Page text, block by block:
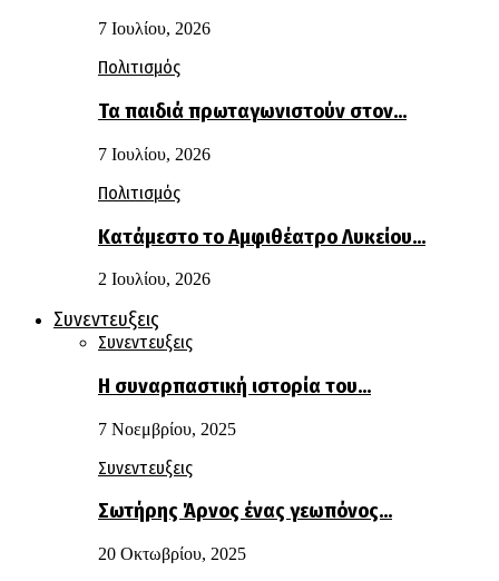
7 Ιουλίου, 2026
Πολιτισμός
Τα παιδιά πρωταγωνιστούν στον…
7 Ιουλίου, 2026
Πολιτισμός
Κατάμεστο το Αμφιθέατρο Λυκείου…
2 Ιουλίου, 2026
Συνεντευξεις
Συνεντευξεις
Η συναρπαστική ιστορία του…
7 Νοεμβρίου, 2025
Συνεντευξεις
Σωτήρης Άρνος ένας γεωπόνος…
20 Οκτωβρίου, 2025